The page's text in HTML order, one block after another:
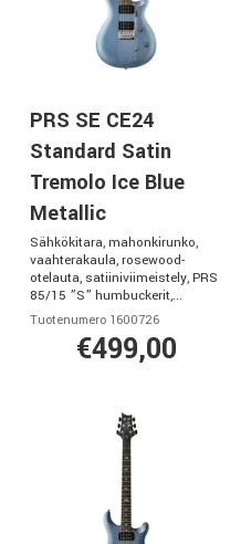
PRS SE CE24
Standard Satin
Tremolo Ice Blue
Metallic
Sähkökitara, mahonkirunko,
vaahterakaula, rosewood-
otelauta, satiiniviimeistely, PRS
85/15 ”S” humbuckerit,...
Tuotenumero 1600726
€499,00